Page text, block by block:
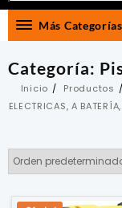
Más Categorías
Categoría:
Inicio Productos
ELECTRICAS, A